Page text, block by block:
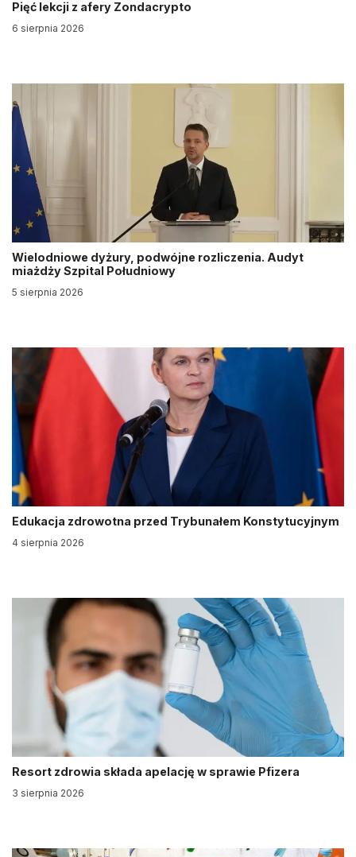
Pięć lekcji z afery Zondacrypto
6 sierpnia 2026
Wielodniowe dyżury, podwójne rozliczenia. Audyt
miażdży Szpital Południowy
5 sierpnia 2026
Edukacja zdrowotna przed Trybunałem Konstytucyjnym
4 sierpnia 2026
Resort zdrowia składa apelację w sprawie Pfizera
3 sierpnia 2026